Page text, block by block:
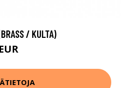
/ KULTA)